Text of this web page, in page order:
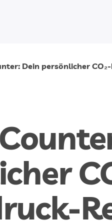
Dein persönlicher